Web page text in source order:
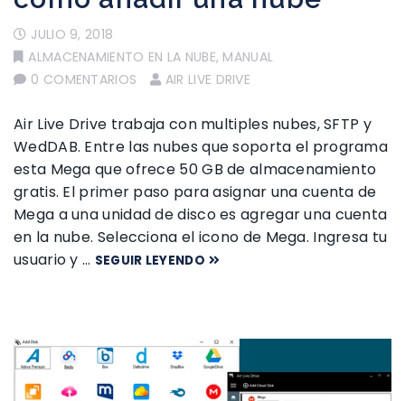
JULIO 9, 2018
ALMACENAMIENTO EN LA NUBE, MANUAL
0 COMENTARIOS
AIR LIVE DRIVE
Air Live Drive trabaja con multiples nubes, SFTP y
WedDAB. Entre las nubes que soporta el programa
esta Mega que ofrece 50 GB de almacenamiento
gratis. El primer paso para asignar una cuenta de
Mega a una unidad de disco es agregar una cuenta
en la nube. Selecciona el icono de Mega. Ingresa tu
usuario y … SEGUIR LEYENDO